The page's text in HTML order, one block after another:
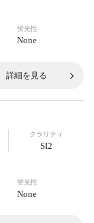
蛍光性
None
詳細を見る
クラリティ
SI2
蛍光性
None